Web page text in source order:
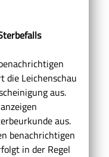
die Leichenschau
aus.
aus.
benachrichtigen
in der Regel